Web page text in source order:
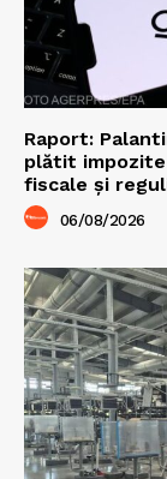
Raport:
plătit impozite
fiscale și
06/08/2026